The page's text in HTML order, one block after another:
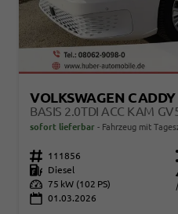
VOLKSWAGEN CADDY
BASIS 2.0TDI ACC KAM
sofort lieferbar Fahrzeug mit
Fahrzeugnr. 111856
Kraftstoff
Diesel
Leistung 75 kW (102 PS)
01.03.2026